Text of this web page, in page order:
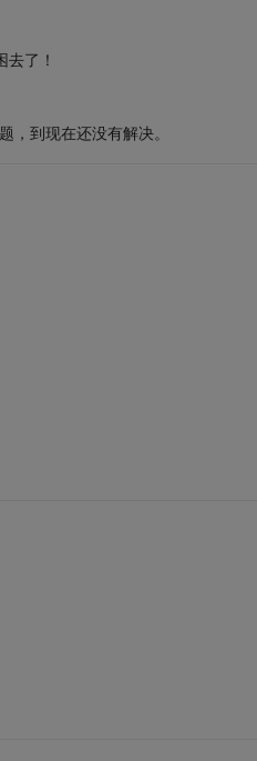
了！
，到现在还没有解决。